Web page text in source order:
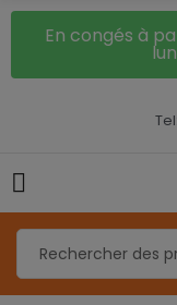
En congés à